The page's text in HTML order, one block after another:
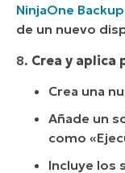
NinjaOne Backup
de un nuevo
8. Crea y aplica
Crea una
Añade un
como
Incluye los